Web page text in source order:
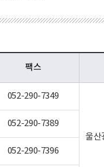
팩스
052-290-7349
울산
052-290-7389
052-290-7396